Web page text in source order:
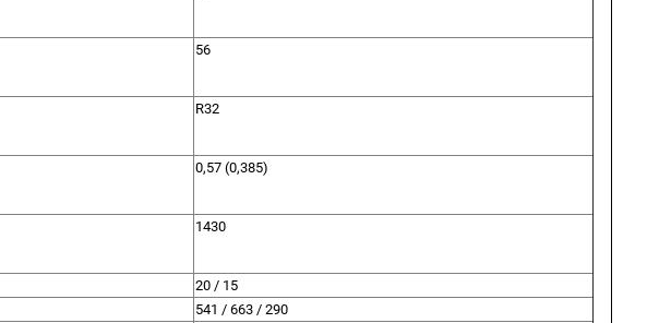
56
R32
0,57 (0,385)
1430
20 / 15
541 / 663 / 290